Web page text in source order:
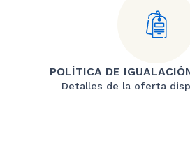
POLÍTICA DE
Detalles de la oferta